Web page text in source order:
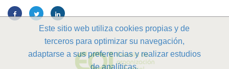
Este sitio web utiliza cookies propias y de
terceros para optimizar su navegación,
adaptarse a sus preferencias y realizar estudios
de analíticas.